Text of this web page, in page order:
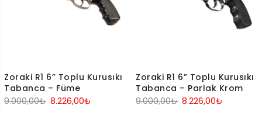
Zoraki R1 6” Toplu Kurusıkı
Tabanca – Füme
9.000,00₺ Orijinal
8.226,00₺
Zoraki R1 6” Toplu Kurusıkı
Tabanca – Parlak Krom
9.000,00₺ Orijinal
8.226,00₺